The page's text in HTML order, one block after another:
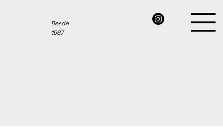
Desde
1967